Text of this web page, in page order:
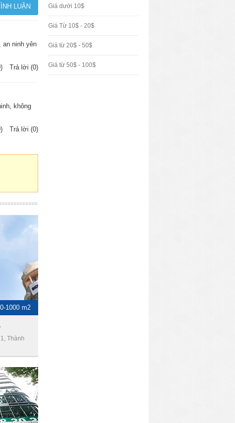
an ninh yên
Trả lời (0)
không
Trả lời (0)
1000 m2
Thành
Giá dưới 10$
Giá Từ 10$ - 20$
Giá từ 20$ - 50$
Giá từ 50$ - 100$